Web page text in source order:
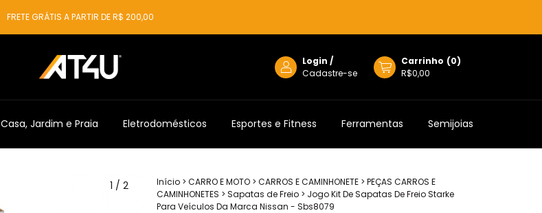
FRETE GRÁTIS A PARTIR DE R$ 200,00
Login /
Cadastre-se
Carrinho (0)
R$0,00
Casa, Jardim e Praia Eletrodomésticos Esportes e Fitness Ferramentas Semijoias
1 / 2 Início > CARRO E MOTO > CARROS E CAMINHONETE > PEÇAS CARROS E
CAMINHONETES > Sapatas de Freio > Jogo Kit De Sapatas De Freio Starke
Para Veículos Da Marca Nissan - Sbs8079